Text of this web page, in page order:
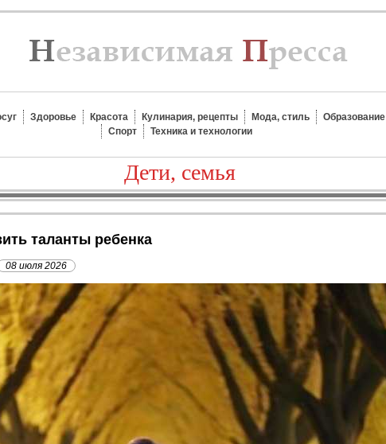
Здоровье Красота Кулинария, рецепты Мода, стиль Образование
Спорт
Техника и технологии
Дети, семья
таланты ребенка
08 июля 2026